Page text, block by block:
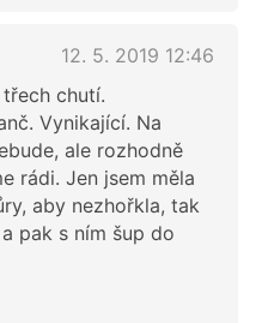
12. 5. 2019 12:46
chutí.
Vynikající. Na
ale rozhodně
rádi. Jen jsem měla
aby nezhořkla, tak
pak s ním šup do